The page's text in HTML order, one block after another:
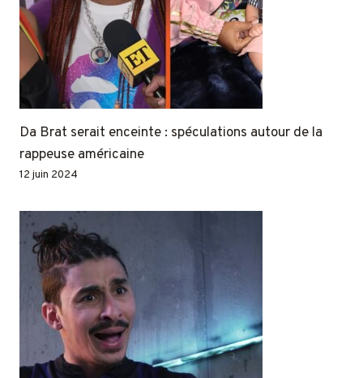
Da Brat serait enceinte : spéculations autour de la
rappeuse américaine
12 juin 2024